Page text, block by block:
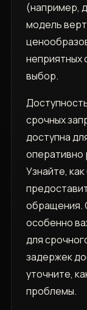
(например,
модель
неприятных
выбор.
срочных
доступна
оперативно
Узнайте,
обращения.
особенно
для
задержек
уточните,
проблемы.